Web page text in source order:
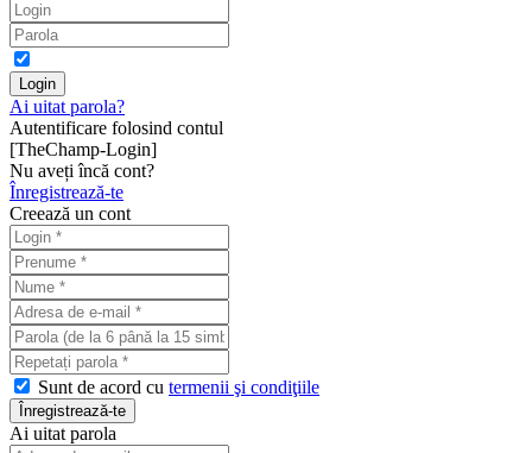
Ai uitat parola?
Autentificare folosind contul
[TheChamp-Login]
Nu aveți încă cont?
Înregistrează-te
Creează un cont
Sunt de acord cu termenii şi condiţiile
Ai uitat parola